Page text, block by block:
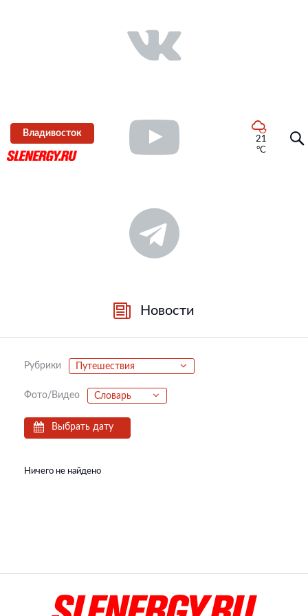
Владивосток
21
°C
Новости
Рубрики Путешествия
Фото/Видео Словарь
Выбрать дату
Ничего не найдено